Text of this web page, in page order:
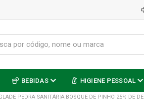
BEBIDAS HIGIENE PESSOAL
PEDRA SANITÁRIA BOSQUE DE PINHO 25% DE